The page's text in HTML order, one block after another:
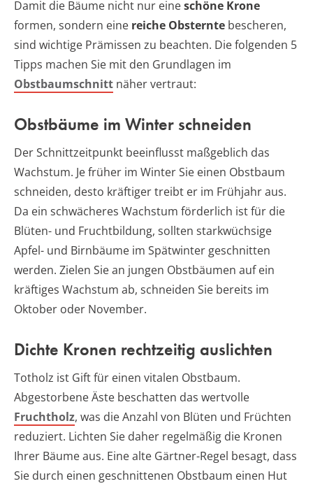
Damit die Bäume nicht nur eineschöne Krone
formen, sondern eine reiche Obsternte bescheren,
sind wichtige Prämissen zu beachten. Die folgenden 5
Tipps machen Sie mit den Grundlagen im
Obstbaumschnitt näher vertraut:
Obstbäume im Winter schneiden
Der Schnittzeitpunkt beeinflusst maßgeblich das
Wachstum. Je früher im Winter Sie einen Obstbaum
schneiden, desto kräftiger treibt er im Frühjahr aus.
Da ein schwächeres Wachstum förderlich ist für die
Blüten- und Fruchtbildung, sollten starkwüchsige
Apfel- und Birnbäume im Spätwinter geschnitten
werden. Zielen Sie an jungen Obstbäumen auf ein
kräftiges Wachstum ab, schneiden Sie bereits im
Oktober oder November.
Dichte Kronen rechtzeitig auslichten
Totholz ist Gift für einen vitalen Obstbaum.
Abgestorbene Äste beschatten das wertvolle
Fruchtholz, was die Anzahl von Blüten und Früchten
reduziert. Lichten Sie daher regelmäßig die Kronen
Ihrer Bäume aus. Eine alte Gärtner-Regel besagt, dass
Sie durch einen geschnittenen Obstbaum einen Hut